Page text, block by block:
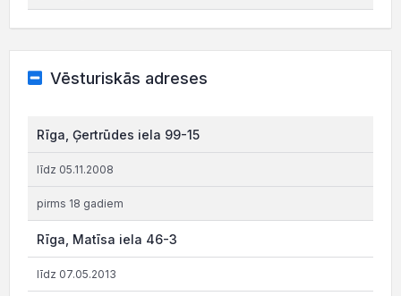
Vēsturiskās adreses
Rīga, Ģertrūdes iela 99-15
līdz 05.11.2008
pirms 18 gadiem
Rīga, Matīsa iela 46-3
līdz 07.05.2013